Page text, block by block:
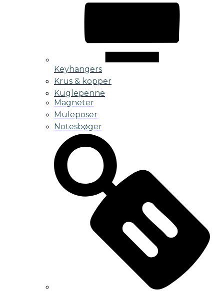
Keyhangers
Krus & kopper
Kuglepenne
Magneter
Muleposer
Notesbøger